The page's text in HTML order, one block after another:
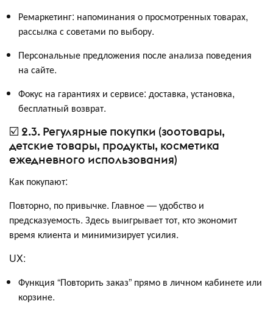
Ремаркетинг: напоминания о просмотренных товарах,
рассылка с советами по выбору.
Персональные предложения после анализа поведения
на сайте.
Фокус на гарантиях и сервисе: доставка, установка,
бесплатный возврат.
☑️ 2.3. Регулярные покупки (зоотовары,
детские товары, продукты, косметика
ежедневного использования)
Как покупают:
Повторно, по привычке. Главное — удобство и
предсказуемость. Здесь выигрывает тот, кто экономит
время клиента и минимизирует усилия.
UX:
Функция “Повторить заказ” прямо в личном кабинете или
корзине.